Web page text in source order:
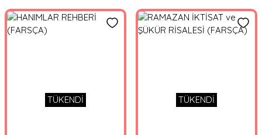
TÜKENDİ TÜKENDİ